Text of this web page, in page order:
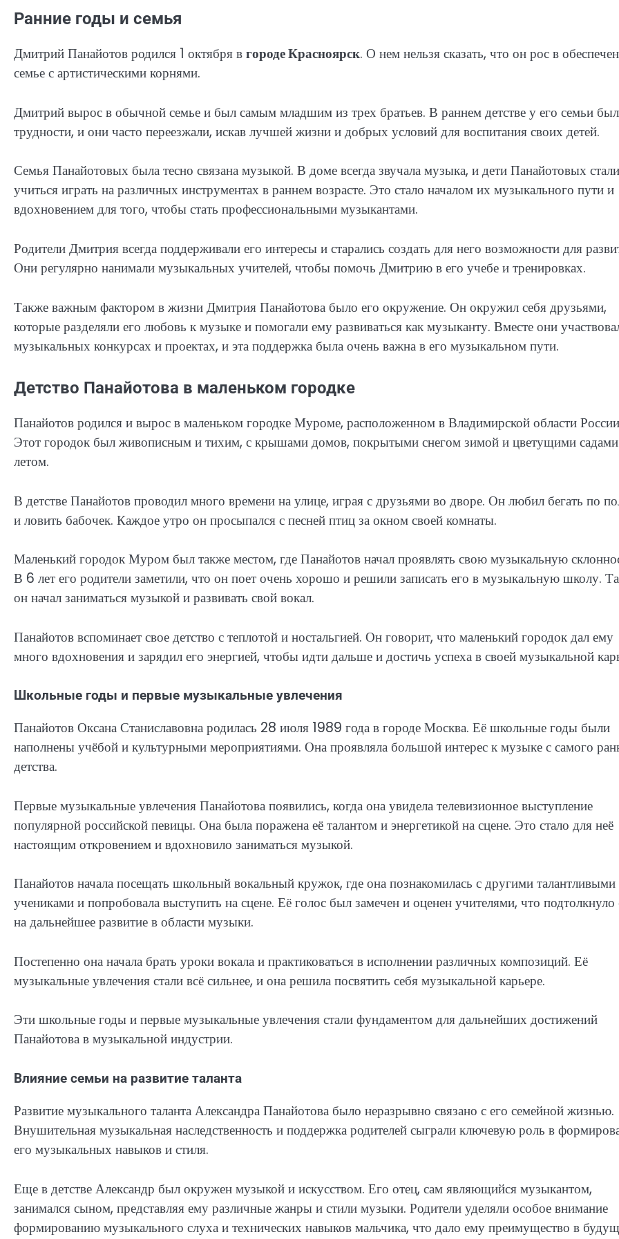
Ранние годы и семья
Дмитрий Панайотов родился 1 октября вгороде Красноярск. О нем нельзя сказать, что он рос в
семье с артистическими корнями.
Дмитрий вырос в обычной семье и был самым младшим из трех братьев. В раннем детстве у его семьи
трудности, и они часто переезжали, искав лучшей жизни и добрых условий для воспитания своих детей.
Семья Панайотовых была тесно связана музыкой. В доме всегда звучала музыка, и дети Панайотовых стали
учиться играть на различных инструментах в раннем возрасте. Это стало началом их музыкального пути и
вдохновением для того, чтобы стать профессиональными музыкантами.
Родители Дмитрия всегда поддерживали его интересы и старались создать для него возможности для
Они регулярно нанимали музыкальных учителей, чтобы помочь Дмитрию в его учебе и тренировках.
Также важным фактором в жизни Дмитрия Панайотова было его окружение. Он окружил себя друзьями,
которые разделяли его любовь к музыке и помогали ему развиваться как музыканту. Вместе они
музыкальных конкурсах и проектах, и эта поддержка была очень важна в его музыкальном пути.
Детство Панайотова в маленьком городке
Панайотов родился и вырос в маленьком городке Муроме, расположенном в Владимирской области
Этот городок был живописным и тихим, с крышами домов, покрытыми снегом зимой и цветущими садами
летом.
В детстве Панайотов проводил много времени на улице, играя с друзьями во дворе. Он любил бегать по
и ловить бабочек. Каждое утро он просыпался с песней птиц за окном своей комнаты.
Маленький городок Муром был также местом, где Панайотов начал проявлять свою музыкальную
В 6 лет его родители заметили, что он поет очень хорошо и решили записать его в музыкальную школу.
он начал заниматься музыкой и развивать свой вокал.
Панайотов вспоминает свое детство с теплотой и ностальгией. Он говорит, что маленький городок дал ему
много вдохновения и зарядил его энергией, чтобы идти дальше и достичь успеха в своей музыкальной
Школьные годы и первые музыкальные увлечения
Панайотов Оксана Станиславовна родилась 28 июля 1989 года в городе Москва. Её школьные годы были
наполнены учёбой и культурными мероприятиями. Она проявляла большой интерес к музыке с самого
детства.
Первые музыкальные увлечения Панайотова появились, когда она увидела телевизионное выступление
популярной российской певицы. Она была поражена её талантом и энергетикой на сцене. Это стало для неё
настоящим откровением и вдохновило заниматься музыкой.
Панайотов начала посещать школьный вокальный кружок, где она познакомилась с другими талантливыми
учениками и попробовала выступить на сцене. Её голос был замечен и оценен учителями, что подтолкнуло
на дальнейшее развитие в области музыки.
Постепенно она начала брать уроки вокала и практиковаться в исполнении различных композиций. Её
музыкальные увлечения стали всё сильнее, и она решила посвятить себя музыкальной карьере.
Эти школьные годы и первые музыкальные увлечения стали фундаментом для дальнейших достижений
Панайотова в музыкальной индустрии.
Влияние семьи на развитие таланта
Развитие музыкального таланта Александра Панайотова было неразрывно связано с его семейной жизнью.
Внушительная музыкальная наследственность и поддержка родителей сыграли ключевую роль в
его музыкальных навыков и стиля.
Еще в детстве Александр был окружен музыкой и искусством. Его отец, сам являющийся музыкантом,
занимался сыном, представляя ему различные жанры и стили музыки. Родители уделяли особое внимание
формированию музыкального слуха и технических навыков мальчика, что дало ему преимущество в